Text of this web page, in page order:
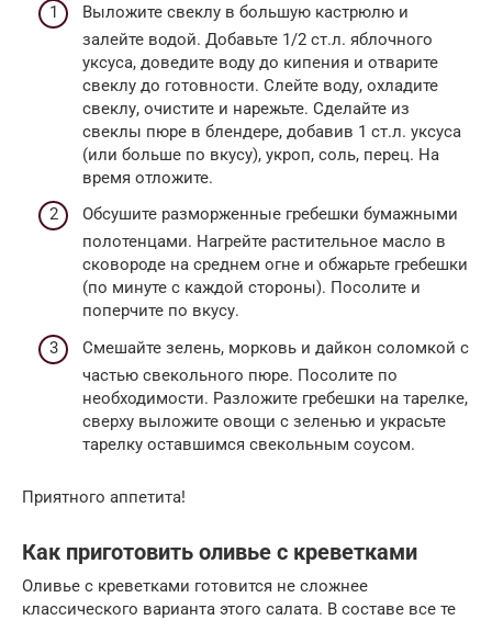
Выложите свеклу в большую кастрюлю и
залейте водой. Добавьте 1/2 ст.л. яблочного
уксуса, доведите воду до кипения и отварите
свеклу до готовности. Слейте воду, охладите
свеклу, очистите и нарежьте. Сделайте из
свеклы пюре в блендере, добавив 1 ст.л. уксуса
(или больше по вкусу), укроп, соль, перец. На
время отложите.
Обсушите разморженные гребешки бумажными
полотенцами. Нагрейте растительное масло в
сковороде на среднем огне и обжарьте гребешки
(по минуте с каждой стороны). Посолите и
поперчите по вкусу.
Смешайте зелень, морковь и дайкон соломкой с
частью свекольного пюре. Посолите по
необходимости. Разложите гребешки на тарелке,
сверху выложите овощи с зеленью и украсьте
тарелку оставшимся свекольным соусом.
Приятного аппетита!
Как приготовить оливье с креветками
Оливье с креветками готовится не сложнее
классического варианта этого салата. В составе все те